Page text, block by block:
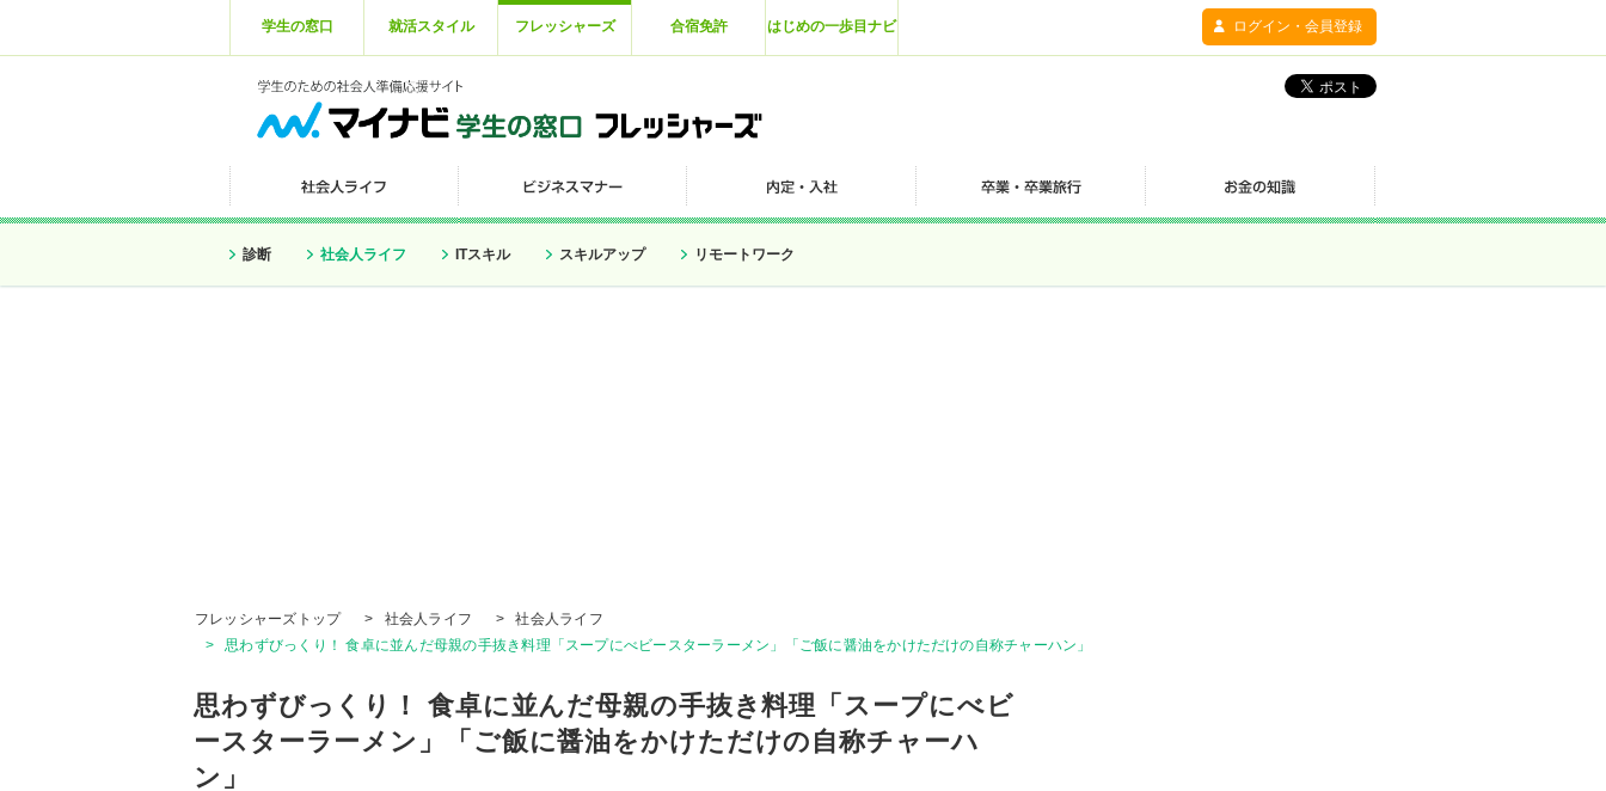
学生の窓口 就活スタイル フレッシャーズ 合宿免許 はじめの一歩目ナビ ログイン・会員登録
診断 社会人ライフ ITスキル スキルアップ リモートワーク
フレッシャーズトップ > 社会人ライフ >
社会人ライフ
>
思わずびっくり！ 食卓に並んだ母親の手抜き料理「スープにべビースターラーメン」「ご飯に醤油をかけただけの自称チャーハン」
思わずびっくり！ 食卓に並んだ母親の手抜き料理「スープにべビ
ースターラーメン」「ご飯に醤油をかけただけの自称チャーハ
ン」